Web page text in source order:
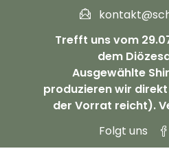
Trefft uns vom
dem
Ausgewählte
produzieren wir
der Vorrat reicht).
Folgt uns